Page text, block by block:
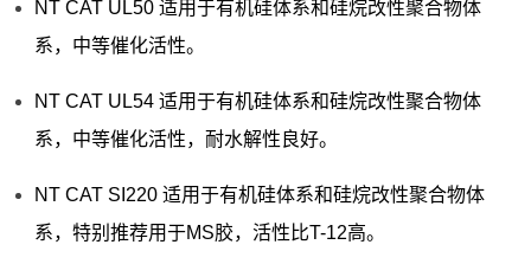
NT CAT UL50 适用于有机硅体系和硅烷改性聚合物体
系，中等催化活性。
NT CAT UL54 适用于有机硅体系和硅烷改性聚合物体
系，中等催化活性，耐水解性良好。
NT CAT SI220 适用于有机硅体系和硅烷改性聚合物体
系，特别推荐用于MS胶，活性比T-12高。